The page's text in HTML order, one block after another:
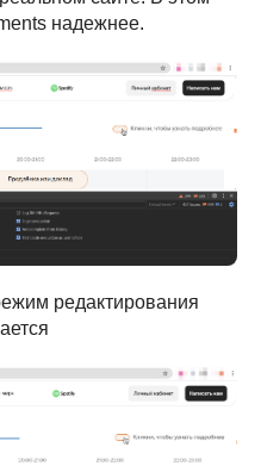
надежнее.
редактирования